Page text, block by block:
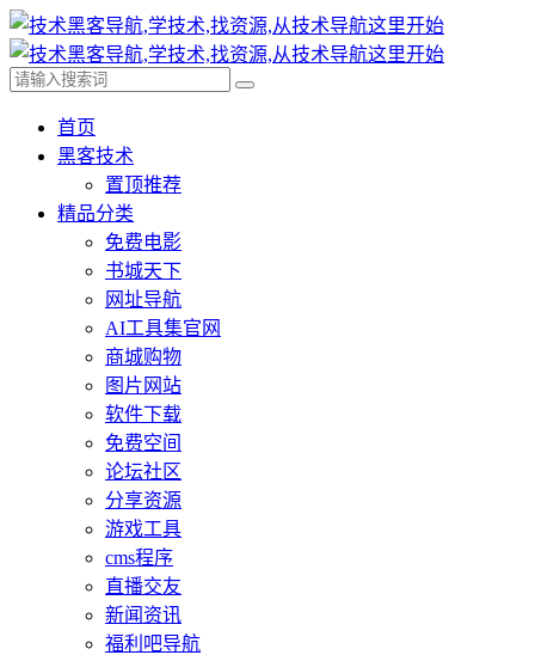
首页
黑客技术
置顶推荐
精品分类
免费电影
书城天下
网址导航
AI工具集官网
商城购物
图片网站
软件下载
免费空间
论坛社区
分享资源
游戏工具
cms程序
直播交友
新闻资讯
福利吧导航